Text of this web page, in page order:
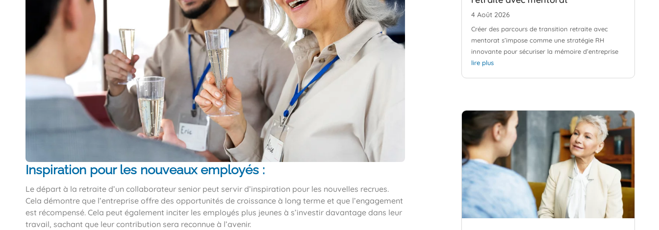
Inspiration pour les nouveaux employés :
Le départ à la retraite d’un collaborateur senior peut servir d’inspiration pour les nouvelles recrues.
Cela démontre que l’entreprise offre des opportunités de croissance à long terme et que l’engagement
est récompensé. Cela peut également inciter les employés plus jeunes à s’investir davantage dans leur
travail, sachant que leur contribution sera reconnue à l’avenir.
4 Août 2026
Créer des parcours de transition retraite avec
mentorat s’impose comme une stratégie RH
innovante pour sécuriser la mémoire d’entreprise
lire plus